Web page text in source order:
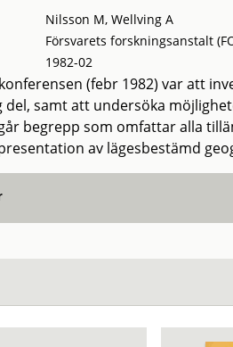
Nilsson M, Wellving A
Försvarets forskningsanstalt
1982-02
(febr 1982) var att
del, samt att undersöka
begrepp som omfattar alla
av lägesbestämd